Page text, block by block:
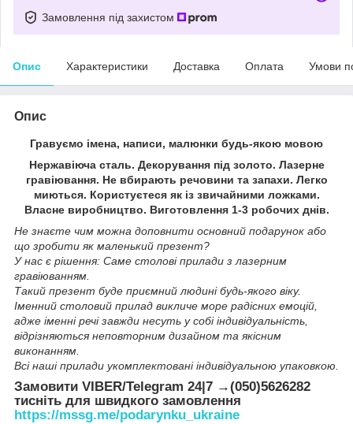
Замовлення під захистом
Опис Характеристики Доставка Оплата Умови
Опис
Гравуємо імена, написи, малюнки будь-якою мовою
Нержавіюча сталь. Декорування під золото. Лазерне
гравіювання. Не вбирають речовини та запахи. Легко
миються. Користуєтеся як із звичайними ложками.
Власне виробництво. Виготовлення 1-3 робочих днів.
Не знаєте чим можна доповнити основний подарунок або
що зробити як маленький презент?
У нас є рішення: Саме столові прилади з лазерним
гравіюванням.
Такий презент буде приємний людині будь-якого віку.
Іменний столовий прилад викличе море радісних емоцій,
адже іменні речі завжди несуть у собі індивідуальність,
відрізняються неповторним дизайном та якісним
виконанням.
Всі наші прилади укомплектовані індивідуальною упаковкою.
Замовити VIBER/Telegram 24|7 →(050)5626282
тисніть для швидкого замовлення
https://mssg.me/podarynku_ukraine